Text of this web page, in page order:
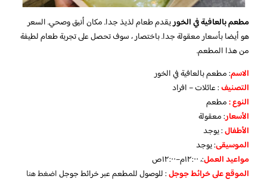
مطعم بالعافية في الخوريقدم طعام لذيذ جدا. مكان أنيق وصحي. السعر
هو أيضا بأسعار معقولة جدا. باختصار ، سوف تحصل على تجربة طعام لطيفة
من هذا المطعم.
الاسم: مطعم بالعافية في الخور
التصنيف: عائلات – افراد
النوع :مطعم
الأسعار:معقولة
الأطفال:يوجد
الموسيقى:يوجد
مواعيد العمل:، ١٢:٠٠م–١٢:٠٠ص
الموقع على خرائط جوجل: للوصول للمطعم عبر خرائط جوجلاضغط هنا